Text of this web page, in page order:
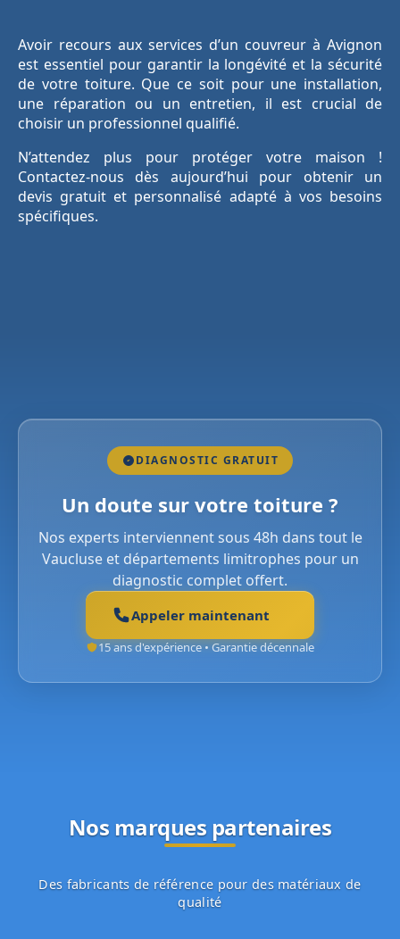
Avoir recours aux services d’un couvreur à Avignon
est essentiel pour garantir la longévité et la sécurité
de votre toiture. Que ce soit pour une installation,
une réparation ou un entretien, il est crucial de
choisir un professionnel qualifié.
N’attendez plus pour protéger votre maison !
Contactez-nous dès aujourd’hui pour obtenir un
devis gratuit et personnalisé adapté à vos besoins
spécifiques.
DIAGNOSTIC GRATUIT
Un doute sur votre toiture ?
Nos experts interviennent sous 48h dans tout le
Vaucluse et départements limitrophes pour un
diagnostic complet offert.
Appeler maintenant
15 ans d'expérience • Garantie décennale
Nos marques partenaires
Des fabricants de référence pour des matériaux de
qualité